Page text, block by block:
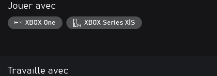
Jouer avec
XBOX One XBOX Series X|S
Travaille avec